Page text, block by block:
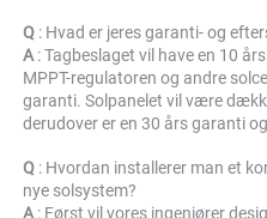
Q : Hvad er jeres garanti- og
A : Tagbeslaget vil have en 10
MPPT-regulatoren og andre
garanti. Solpanelet vil være
derudover er en 30 års garanti
Q : Hvordan installerer man et
nye solsystem?
A : Først vil vores ingeniører